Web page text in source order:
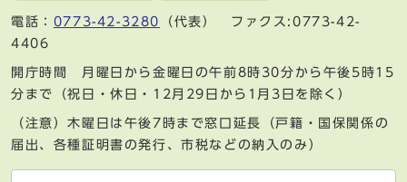
電話： 0773-42-3280
（代表） ファクス:0773-42-
4406
開庁時間 月曜日から金曜日の午前8時30分から午後5時15
分まで（祝日・休日・12月29日から1月3日を除く）
（注意）木曜日は午後7時まで窓口延長（戸籍・国保関係の
届出、各種証明書の発行、市税などの納入のみ）